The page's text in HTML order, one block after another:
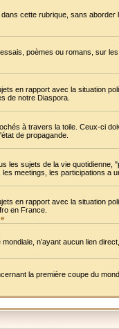
cette rubrique, sans
poèmes ou romans, sur
en rapport avec la situation
de notre Diaspora.
à travers la toile. Ceux-ci
de propagande.
les sujets de la vie
meetings, les participations a
en rapport avec la situation
en France.
n’ayant aucun lien
la première coupe du